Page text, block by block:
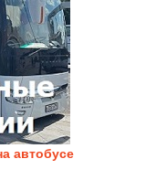
автобусе